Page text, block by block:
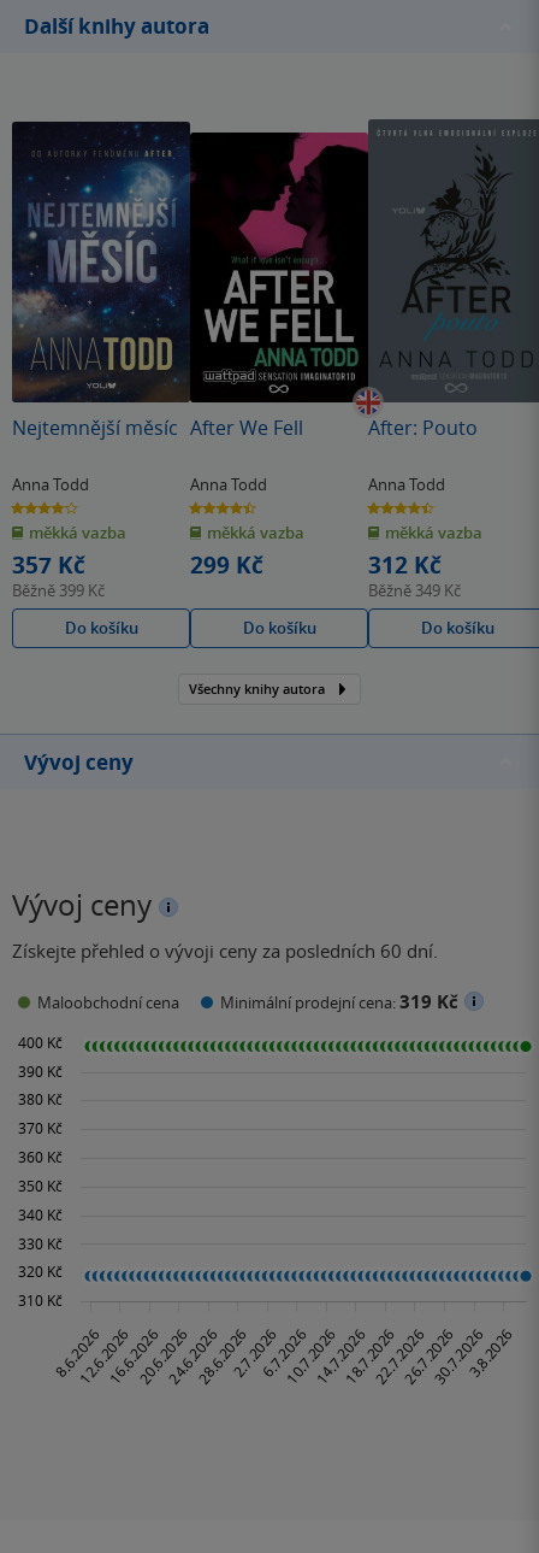
formě, ale tentokrát se dozvíme i Hardinův pohled, což je
Další knihy autora
Nejtemnější měsíc
Anna Todd
4.1
z
5
hvězdiček
měkká vazba
357 Kč
Běžně 399 Kč
Do košíku
After We Fell
Anna Todd
4.4
z
5
hvězdiček
měkká vazba
299 Kč
Do košíku
After: Pouto
Anna Todd
4.4
z
5
hvězdiček
měkká vazba
312 Kč
Běžně 349 Kč
Do košíku
Všechny knihy autora
Vývoj ceny
Vývoj ceny
Získejte přehled o vývoji ceny za posledních 60 dní.
Maloobchodní cena Minimální prodejní cena:319 Kč